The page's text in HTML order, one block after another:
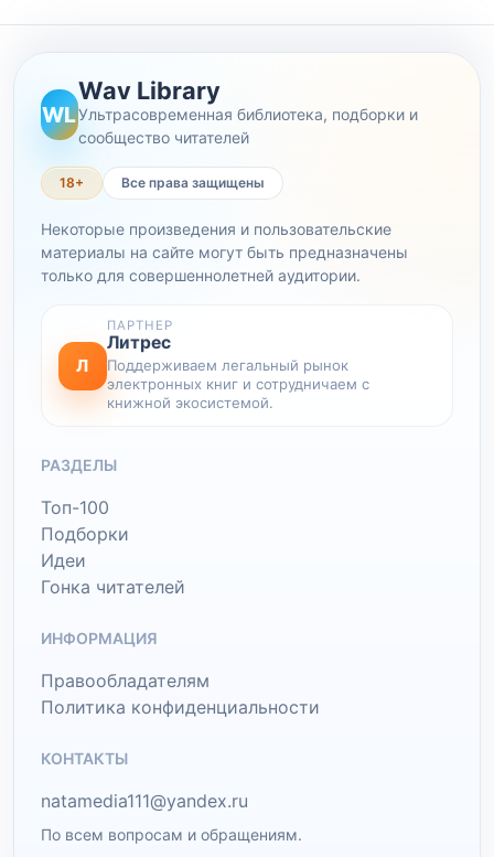
WL
Wav Library
Ультрасовременная библиотека, подборки и
сообщество читателей
18+ Все права защищены
Некоторые произведения и пользовательские
материалы на сайте могут быть предназначены
только для совершеннолетней аудитории.
Л
ПАРТНЕР
Литрес
Поддерживаем легальный рынок
электронных книг и сотрудничаем с
книжной экосистемой.
РАЗДЕЛЫ
Топ-100
Подборки
Идеи
Гонка читателей
ИНФОРМАЦИЯ
Правообладателям
Политика конфиденциальности
КОНТАКТЫ
natamedia111@yandex.ru
По всем вопросам и обращениям.